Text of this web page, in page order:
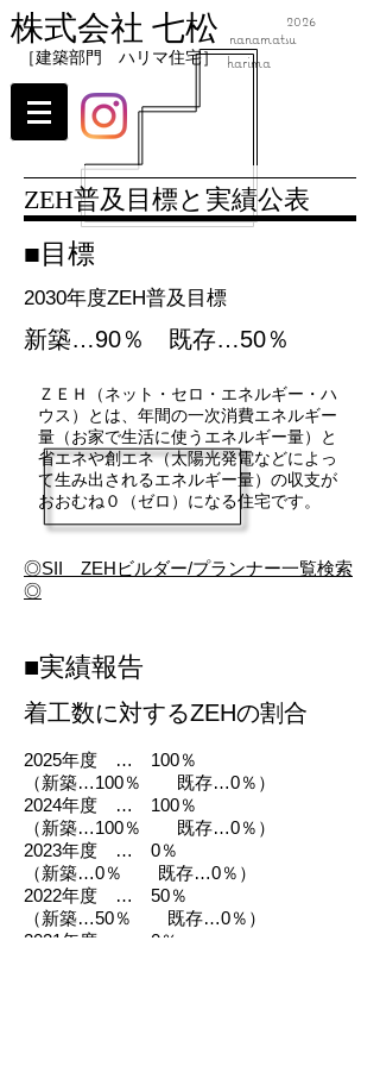
株式会社 七松
​［建築部門 ハリマ住宅］
2026
nanamatsu
harima
ZEH普及目標と実績公表
■目標
2030年度ZEH普及目標
新築…90％ 既存…50％
ＺＥＨ（ネット・セロ・エネルギー・ハ
ウス）とは、年間の一次消費エネルギー
量（お家で生活に使うエネルギー量）と
省エネや創エネ（太陽光発電などによっ
て生み出されるエネルギー量）の収支が
おおむね０（ゼロ）になる住宅です。
◎SII ZEHビルダー/プランナー一覧検索
◎
■実績報告
​着工数に対するZEHの割合
2025年度 … 100％
（新築…100％ 既存…0％）
2024年度 … 100％
（新築…100％ 既存…0％）
2023年度 … 0％
（新築…0％ 既存…0％）
2022年度 … 50％
（新築…50％ 既存…0％）
​2021年度 … 0％